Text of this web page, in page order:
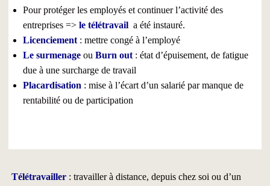
Pour protéger les employés et continuer l’activité des
entreprises => le télétravail a été instauré.
Licenciement: mettre congé à l’employé
Le surmenage ou Burn out : état d’épuisement, de fatigue
due à une surcharge de travail
Placardisation : mise à l’écart d’un salarié par manque de
rentabilité ou de participation
Télétravailler : travailler à distance, depuis chez soi ou d’un